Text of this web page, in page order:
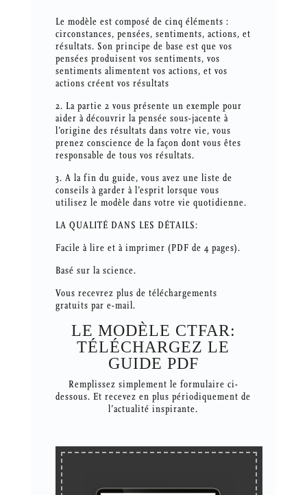
Le modèle est composé de cinq éléments :
circonstances, pensées, sentiments, actions, et
résultats. Son principe de base est que vos
pensées produisent vos sentiments, vos
sentiments alimentent vos actions, et vos
actions créent vos résultats
2. La partie 2 vous présente un exemple pour
aider à découvrir la pensée sous-jacente à
l’origine des résultats dans votre vie, vous
prenez conscience de la façon dont vous êtes
responsable de tous vos résultats.
3. A la fin du guide, vous avez une liste de
conseils à garder à l’esprit lorsque vous
utilisez le modèle dans votre vie quotidienne.
LA QUALITÉ DANS LES DÉTAILS:
Facile à lire et à imprimer (PDF de 4 pages).
Basé sur la science.
Vous recevrez plus de téléchargements
gratuits par e-mail.
LE MODÈLE CTFAR:
TÉLÉCHARGEZ LE
GUIDE PDF
Remplissez simplement le formulaire ci-
dessous. Et recevez en plus périodiquement de
l’actualité inspirante.